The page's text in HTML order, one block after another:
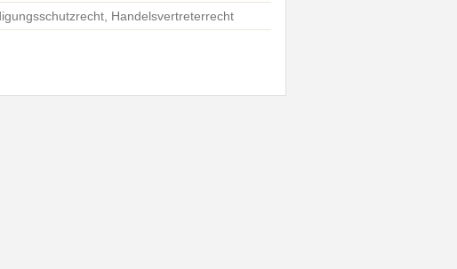
Handelsvertreterrecht